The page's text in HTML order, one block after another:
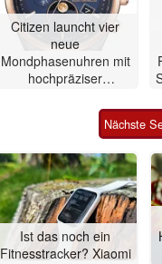
Citizen launcht vier
neue
Mondphasenuhren mit
hochpräziser
Nächste
Ist das noch ein
Fitnesstracker? Xiaomi